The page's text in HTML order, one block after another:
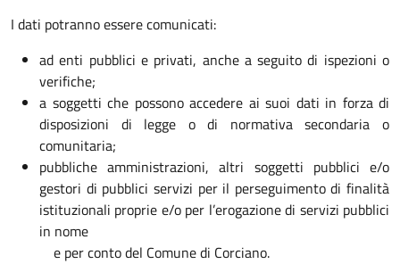
I dati potranno essere comunicati:
ad enti pubblici e privati, anche a seguito di ispezioni o
verifiche;
a soggetti che possono accedere ai suoi dati in forza di
disposizioni di legge o di normativa secondaria o
comunitaria;
pubbliche amministrazioni, altri soggetti pubblici e/o
gestori di pubblici servizi per il perseguimento di finalità
istituzionali proprie e/o per l’erogazione di servizi pubblici
in nome
e per conto del Comune di Corciano.